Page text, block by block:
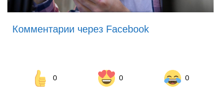
Комментарии через Facebook
0 0 0